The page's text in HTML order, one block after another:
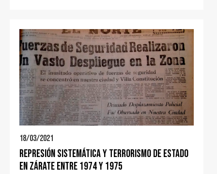
18/03/2021
Represión sistemática y terrorismo de estado
en Zárate entre 1974 y 1975